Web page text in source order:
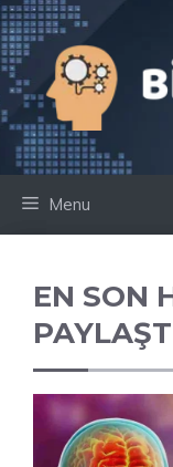
İçeriğe
atla
Menu
EN SON